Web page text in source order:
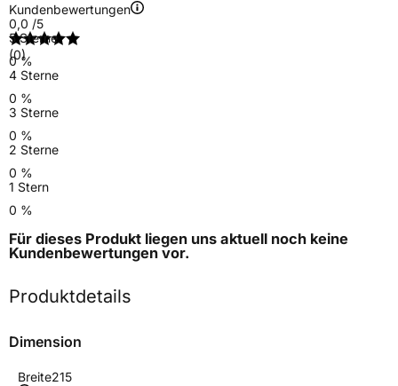
Kundenbewertungen
0,0 /5
(0)
5 Sterne
0 %
4 Sterne
0 %
3 Sterne
0 %
2 Sterne
0 %
1 Stern
0 %
Für dieses Produkt liegen uns aktuell noch keine
Kundenbewertungen vor.
Produktdetails
Dimension
Breite215